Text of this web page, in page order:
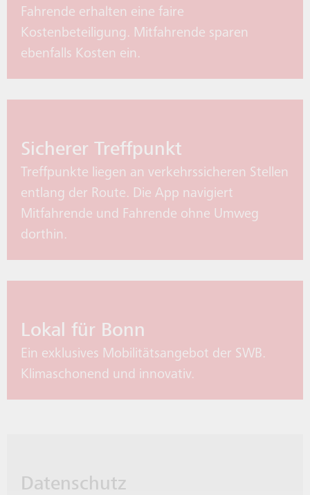
Fahrende erhalten eine faire
Kostenbeteiligung. Mitfahrende sparen
ebenfalls Kosten ein.
Sicherer Treffpunkt
Treffpunkte liegen an verkehrssicheren Stellen
entlang der Route. Die App navigiert
Mitfahrende und Fahrende ohne Umweg
dorthin.
Lokal für Bonn
Ein exklusives Mobilitätsangebot der SWB.
Klimaschonend und innovativ.
Datenschutz